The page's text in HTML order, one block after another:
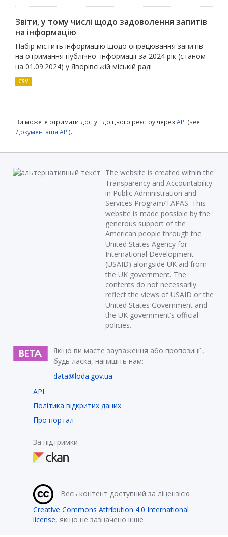
Звіти, у тому числі щодо задоволення запитів
на інформацію
Набір містить інформацію щодо опрацювання запитів
на отримання публічної інформації за 2024 рік (станом
на 01.09.2024) у Яворівській міській раді
CSV
Ви можете отримати доступ до цього реєстру через API (see
Документація API).
The website is created within the
Transparency and Accountability
in Public Administration and
Services Program/TAPAS. This
website is made possible by the
generous support of the
American people through the
United States Agency for
International Development
(USAID) alongside UK aid from
the UK government. The
contents do not necessarily
reflect the views of USAID or the
United States Government and
the UK government’s official
policies.
Якщо ви маєте зауваження або пропозиції,
будь ласка, напишіть нам:
data@loda.gov.ua
API
Політика відкритих даних
Про портал
За підтримки
Весь контент доступний за ліцензією
Creative Commons Attribution 4.0 International
license, якщо не зазначено інше